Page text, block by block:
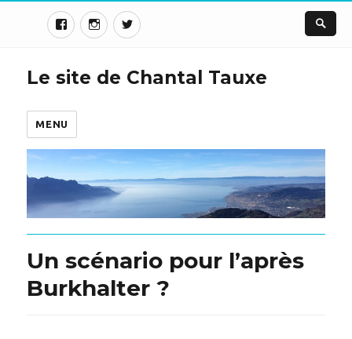
Le site de Chantal Tauxe
MENU
Un scénario pour l’après
Burkhalter ?